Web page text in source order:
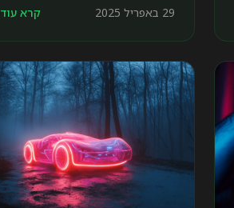
29 באפריל 2025 קרא עוד